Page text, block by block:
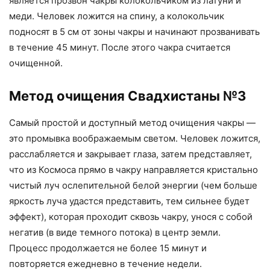
меди. Человек ложится на спину, а колокольчик
подносят в 5 см от зоны чакры и начинают прозванивать
в течение 45 минут. После этого чакра считается
очищенной.
Метод очищения Свадхистаны №3
Самый простой и доступный метод очищения чакры —
это промывка воображаемым светом. Человек ложится,
расслабляется и закрывает глаза, затем представляет,
что из Космоса прямо в чакру направляется кристально
чистый луч ослепительной белой энергии (чем больше
яркость луча удастся представить, тем сильнее будет
эффект), которая проходит сквозь чакру, унося с собой
негатив (в виде темного потока) в центр земли.
Процесс продолжается не более 15 минут и
повторяется ежедневно в течение недели.